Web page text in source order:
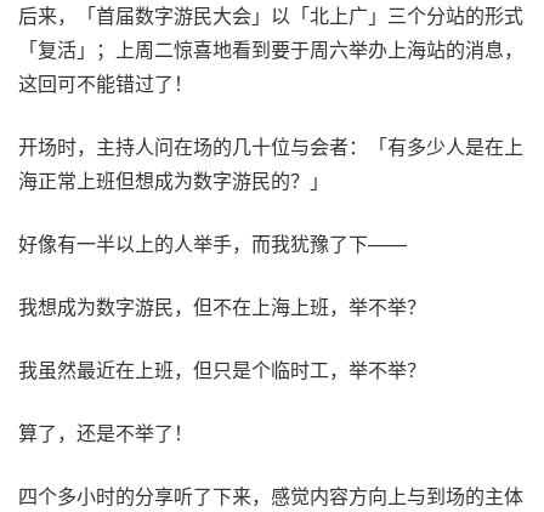
后来，「首届数字游民大会」以「北上广」三个分站的形式
「复活」；上周二惊喜地看到要于周六举办上海站的消息，
这回可不能错过了！
开场时，主持人问在场的几十位与会者：「有多少人是在上
海正常上班但想成为数字游民的？」
好像有一半以上的人举手，而我犹豫了下——
我想成为数字游民，但不在上海上班，举不举？
我虽然最近在上班，但只是个临时工，举不举？
算了，还是不举了！
四个多小时的分享听了下来，感觉内容方向上与到场的主体